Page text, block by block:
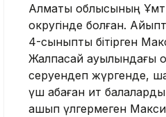
Алматы облысының
округінде болған.
4-сыныпты бітірген
Жалпақсай ауылындағы
серуендеп жүргенде,
үш қабаған ит
қашып үлгермеген